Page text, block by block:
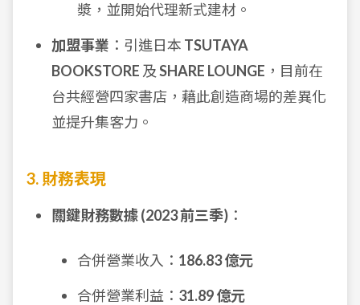
漿，並開始代理新式建材。
加盟事業 ：引進日本 TSUTAYA
BOOKSTORE 及SHARE LOUNGE ，目前在
台共經營四家書店，藉此創造商場的差異化
並提升集客力。
3. 財務表現
關鍵財務數據 (2023 前三季) ：
合併營業收入： 186.83 億元
合併營業利益： 31.89 億元